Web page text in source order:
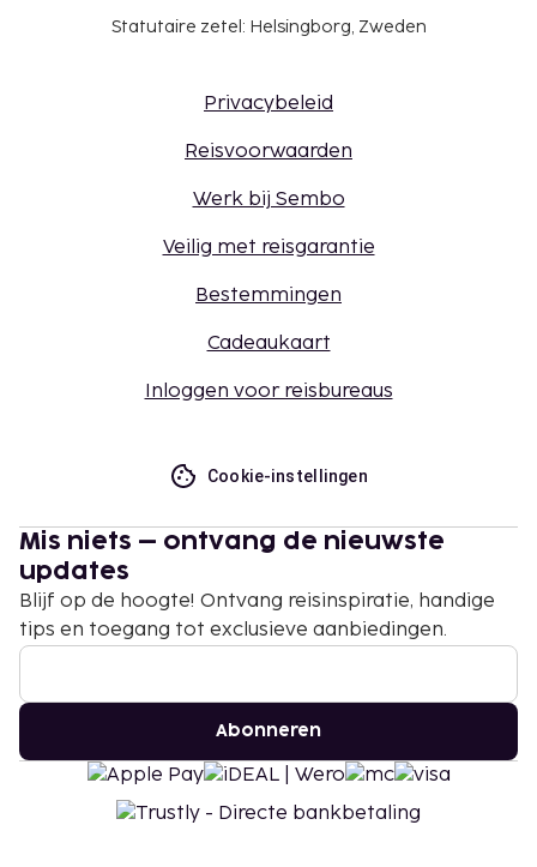
Statutaire zetel: Helsingborg, Zweden
Privacybeleid
Reisvoorwaarden
Werk bij Sembo
Veilig met reisgarantie
Bestemmingen
Cadeaukaart
Inloggen voor reisbureaus
Cookie-instellingen
Mis niets – ontvang de nieuwste
updates
Blijf op de hoogte! Ontvang reisinspiratie, handige
tips en toegang tot exclusieve aanbiedingen.
Abonneren